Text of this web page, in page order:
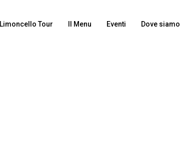
Limoncello Tour Il Menu Eventi Dove siamo